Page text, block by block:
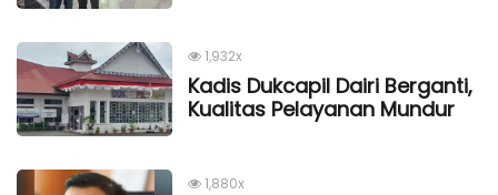
1,932x
Kadis Dukcapil Dairi Berganti,
Kualitas Pelayanan Mundur
1,880x